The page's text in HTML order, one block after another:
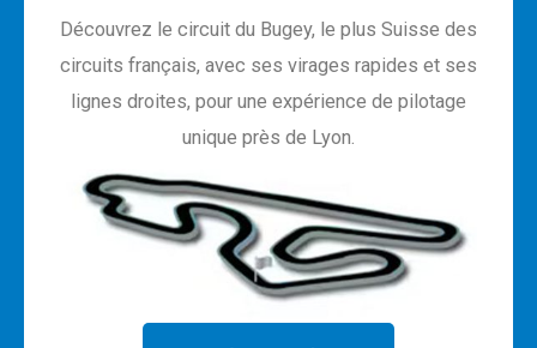
Découvrez le circuit du Bugey, le plus Suisse des
circuits français, avec ses virages rapides et ses
lignes droites, pour une expérience de pilotage
unique près de Lyon.